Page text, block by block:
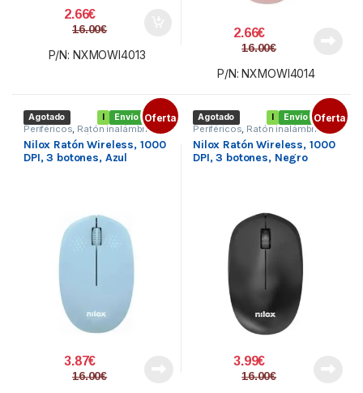
2.66€
16.00€
P/N: NXMOWI4013
2.66€
16.00€
P/N: NXMOWI4014
Envío gratis
I
Agotado Oferta
Periféricos, Ratón inalámbrico
Teclado y Ratón
Nilox Ratón Wireless, 1000
DPI, 3 botones, Azul
3.87€
16.00€
Envío gratis
I
Agotado Oferta
Periféricos, Ratón inalámbrico
Teclado y Ratón
Nilox Ratón Wireless, 1000
DPI, 3 botones, Negro
3.99€
16.00€